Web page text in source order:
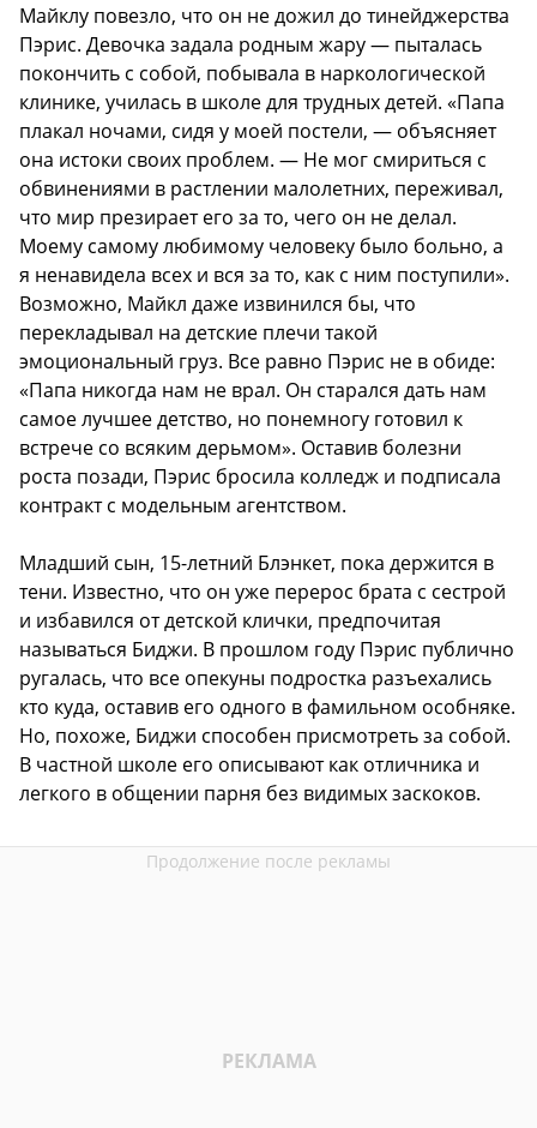
Майклу повезло, что он не дожил до тинейджерства
Пэрис. Девочка задала родным жару — пыталась
покончить с собой, побывала в наркологической
клинике, училась в школе для трудных детей. «Папа
плакал ночами, сидя у моей постели, — объясняет
она истоки своих проблем. — Не мог смириться с
обвинениями в растлении малолетних, переживал,
что мир презирает его за то, чего он не делал.
Моему самому любимому человеку было больно, а
я ненавидела всех и вся за то, как с ним поступили».
Возможно, Майкл даже извинился бы, что
перекладывал на детские плечи такой
эмоциональный груз. Все равно Пэрис не в обиде:
«Папа никогда нам не врал. Он старался дать нам
самое лучшее детство, но понемногу готовил к
встрече со всяким дерьмом». Оставив болезни
роста позади, Пэрис бросила колледж и подписала
контракт с модельным агентством.
Младший сын, 15-летний Блэнкет, пока держится в
тени. Известно, что он уже перерос брата с сестрой
и избавился от детской клички, предпочитая
называться Биджи. В прошлом году Пэрис публично
ругалась, что все опекуны подростка разъехались
кто куда, оставив его одного в фамильном особняке.
Но, похоже, Биджи способен присмотреть за собой.
В частной школе его описывают как отличника и
легкого в общении парня без видимых заскоков.